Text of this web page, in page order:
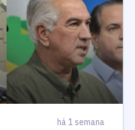
há 1 semana